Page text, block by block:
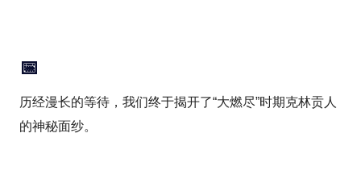
📅
历经漫长的等待，我们终于揭开了“大燃尽”时期克林贡人
的神秘面纱。